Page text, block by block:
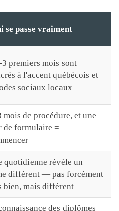
se passe vraiment
3 premiers mois sont
à l'accent québécois et
sociaux locaux
mois de procédure, et une
de formulaire =
quotidienne révèle un
différent — pas forcément
bien, mais différent
des diplômes